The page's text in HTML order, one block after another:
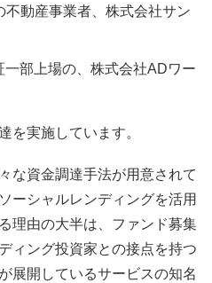
不動産事業者、株式会社サン
一部上場の、株式会社ADワー
を実施しています。
な資金調達手法が用意されて
ーシャルレンディングを活用
理由の大半は、ファンド募集
ィング投資家との接点を持つ
展開しているサービスの知名